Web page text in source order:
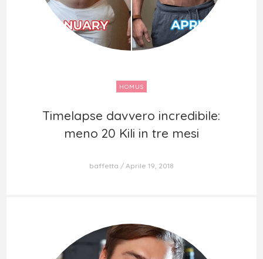
HOMUS
Timelapse davvero incredibile:
meno 20 Kili in tre mesi
Timelapse davvero incredibile:
meno 20 Kili in tre mesi
baffetta Aprile 19, 2018